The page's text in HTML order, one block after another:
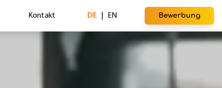
Kontakt DE EN Bewerbung